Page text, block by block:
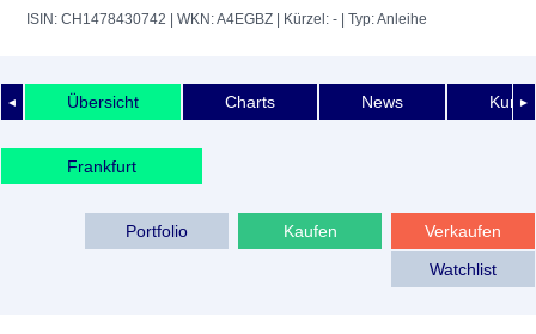
ISIN: CH1478430742 | WKN: A4EGBZ | Kürzel: - | Typ: Anleihe
◄ ►
Übersicht Charts News
Frankfurt
Verkaufen
Kaufen
Portfolio
Watchlist